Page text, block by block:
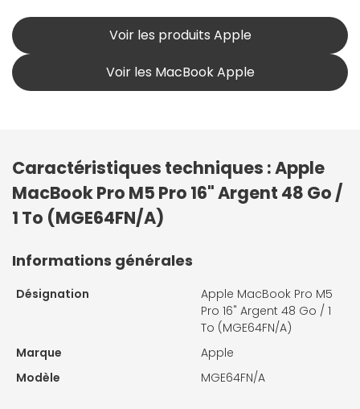
Voir les produits Apple
Voir les MacBook Apple
Caractéristiques techniques : Apple
MacBook Pro M5 Pro 16" Argent 48 Go /
1 To (MGE64FN/A)
Informations générales
Désignation
Apple MacBook Pro M5
Pro 16" Argent 48 Go / 1
To (MGE64FN/A)
Marque
Apple
Modèle
MGE64FN/A